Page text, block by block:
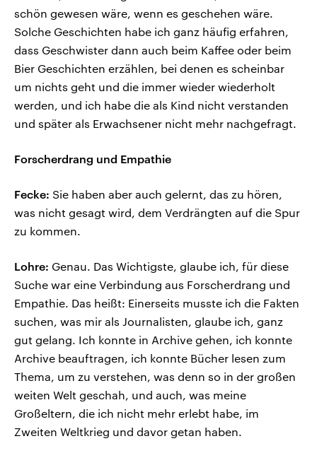
schön gewesen wäre, wenn es geschehen wäre.
Solche Geschichten habe ich ganz häufig erfahren,
dass Geschwister dann auch beim Kaffee oder beim
Bier Geschichten erzählen, bei denen es scheinbar
um nichts geht und die immer wieder wiederholt
werden, und ich habe die als Kind nicht verstanden
und später als Erwachsener nicht mehr nachgefragt.
Forscherdrang und Empathie
Fecke: Sie haben aber auch gelernt, das zu hören,
was nicht gesagt wird, dem Verdrängten auf die Spur
zu kommen.
Lohre: Genau. Das Wichtigste, glaube ich, für diese
Suche war eine Verbindung aus Forscherdrang und
Empathie. Das heißt: Einerseits musste ich die Fakten
suchen, was mir als Journalisten, glaube ich, ganz
gut gelang. Ich konnte in Archive gehen, ich konnte
Archive beauftragen, ich konnte Bücher lesen zum
Thema, um zu verstehen, was denn so in der großen
weiten Welt geschah, und auch, was meine
Großeltern, die ich nicht mehr erlebt habe, im
Zweiten Weltkrieg und davor getan haben.